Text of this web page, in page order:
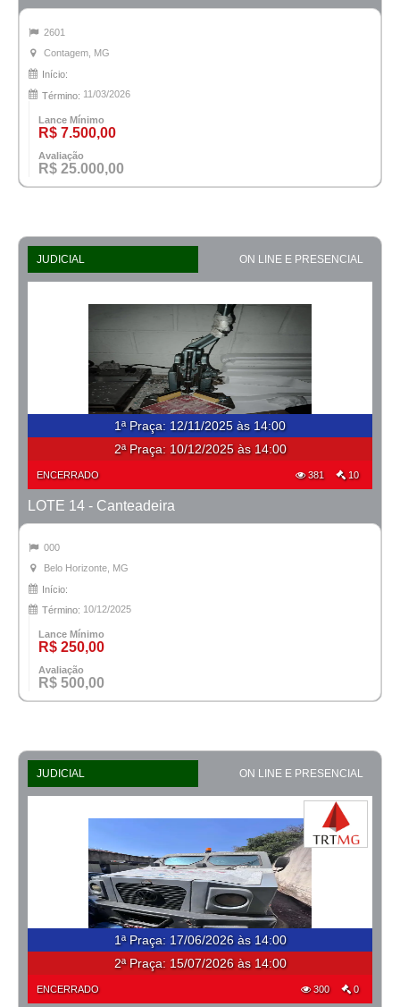
2601
Contagem, MG
Início:
Término: 11/03/2026
Lance Mínimo
R$ 7.500,00
Avaliação
R$ 25.000,00
JUDICIAL ON LINE E PRESENCIAL
1ª Praça: 12/11/2025 às 14:00
2ª Praça: 10/12/2025 às 14:00
ENCERRADO 381 10
LOTE 14 - Canteadeira
000
Belo Horizonte, MG
Início:
Término: 10/12/2025
Lance Mínimo
R$ 250,00
Avaliação
R$ 500,00
JUDICIAL ON LINE E PRESENCIAL
1ª Praça: 17/06/2026 às 14:00
2ª Praça: 15/07/2026 às 14:00
ENCERRADO 300 0